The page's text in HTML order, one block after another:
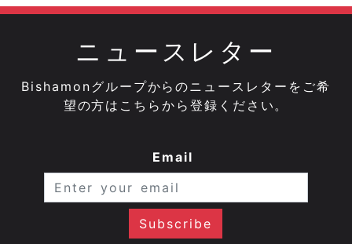
ニュースレター
Bishamonグループからのニュースレターをご希
望の方はこちらから登録ください。
Email